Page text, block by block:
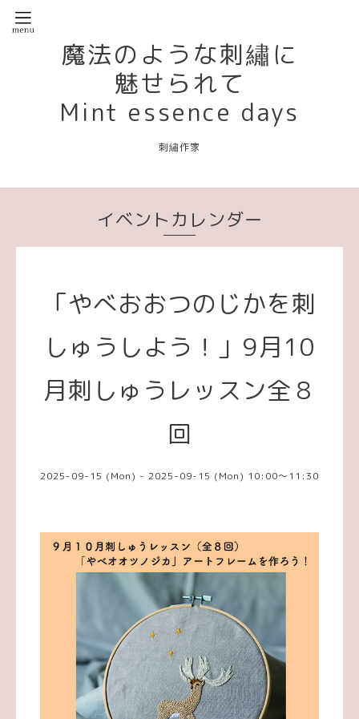
魔法のような刺繡に
魅せられて
Mint essence days
刺繡作家
イベントカレンダー
「やべおおつのじかを刺
しゅうしよう！」9月10
月刺しゅうレッスン全８
回
2025-09-15 (Mon) - 2025-09-15 (Mon) 10:00～11:30